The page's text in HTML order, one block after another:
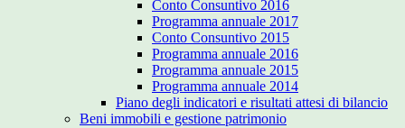
Conto Consuntivo 2016
Programma annuale 2017
Conto Consuntivo 2015
Programma annuale 2016
Programma annuale 2015
Programma annuale 2014
Piano degli indicatori e risultati attesi di bilancio
Beni immobili e gestione patrimonio